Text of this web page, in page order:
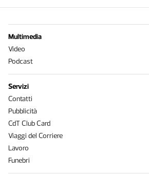
Multimedia
Video
Podcast
Servizi
Contatti
Pubblicità
CdT Club Card
Viaggi del Corriere
Lavoro
Funebri